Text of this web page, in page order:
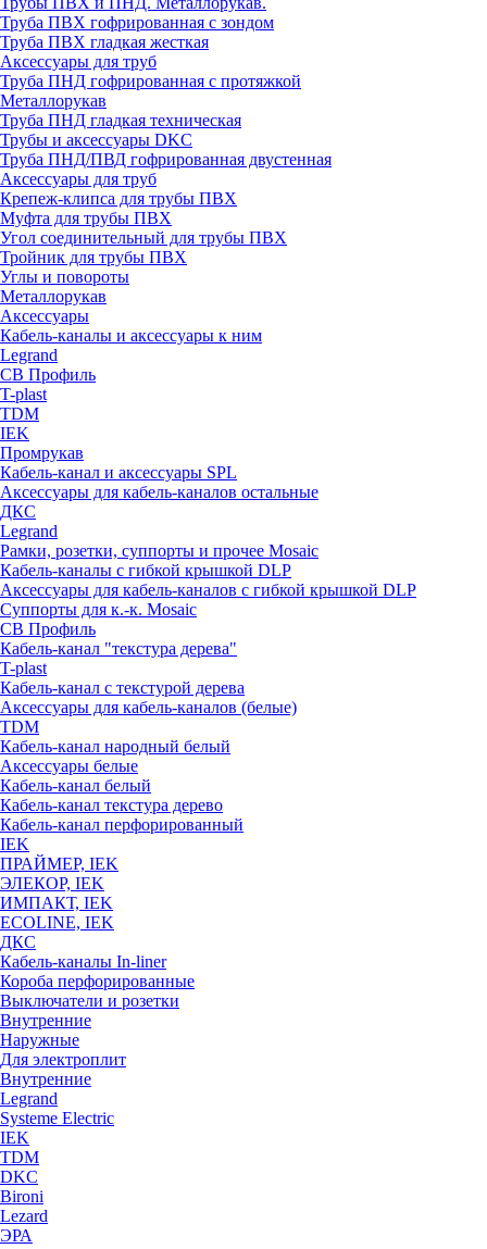
Труба ПВХ гофрированная с зондом
Труба ПВХ гладкая жесткая
Аксессуары для труб
Труба ПНД гофрированная с протяжкой
Металлорукав
Труба ПНД гладкая техническая
Трубы и аксессуары DKC
Труба ПНД/ПВД гофрированная двустенная
Аксессуары для труб
Крепеж-клипса для трубы ПВХ
Муфта для трубы ПВХ
Угол соединительный для трубы ПВХ
Тройник для трубы ПВХ
Углы и повороты
Металлорукав
Аксессуары
Кабель-каналы и аксессуары к ним
Legrand
СВ Профиль
T-plast
TDM
IEK
Промрукав
Кабель-канал и аксессуары SPL
Аксессуары для кабель-каналов остальные
ДКС
Legrand
Рамки, розетки, суппорты и прочее Mosaic
Кабель-каналы с гибкой крышкой DLP
Аксессуары для кабель-каналов с гибкой крышкой DLP
Суппорты для к.-к. Mosaic
СВ Профиль
Кабель-канал "текстура дерева"
T-plast
Кабель-канал с текстурой дерева
Аксессуары для кабель-каналов (белые)
TDM
Кабель-канал народный белый
Аксессуары белые
Кабель-канал белый
Кабель-канал текстура дерево
Кабель-канал перфорированный
IEK
ПРАЙМЕР, IEK
ЭЛЕКОР, IEK
ИМПАКТ, IEK
ECOLINE, IEK
ДКС
Кабель-каналы In-liner
Короба перфорированные
Выключатели и розетки
Внутренние
Наружные
Для электроплит
Внутренние
Legrand
Systeme Electric
IEK
TDM
DKC
Bironi
Lezard
ЭРА